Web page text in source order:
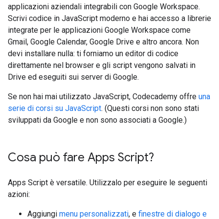
applicazioni aziendali integrabili con Google Workspace.
Scrivi codice in JavaScript moderno e hai accesso a librerie
integrate per le applicazioni Google Workspace come
Gmail, Google Calendar, Google Drive e altro ancora. Non
devi installare nulla: ti forniamo un editor di codice
direttamente nel browser e gli script vengono salvati in
Drive ed eseguiti sui server di Google.
Se non hai mai utilizzato JavaScript, Codecademy offre una
serie di corsi su JavaScript. (Questi corsi non sono stati
sviluppati da Google e non sono associati a Google.)
Cosa può fare Apps Script?
Apps Script è versatile. Utilizzalo per eseguire le seguenti
azioni:
Aggiungi menu personalizzati, e finestre di dialogo e